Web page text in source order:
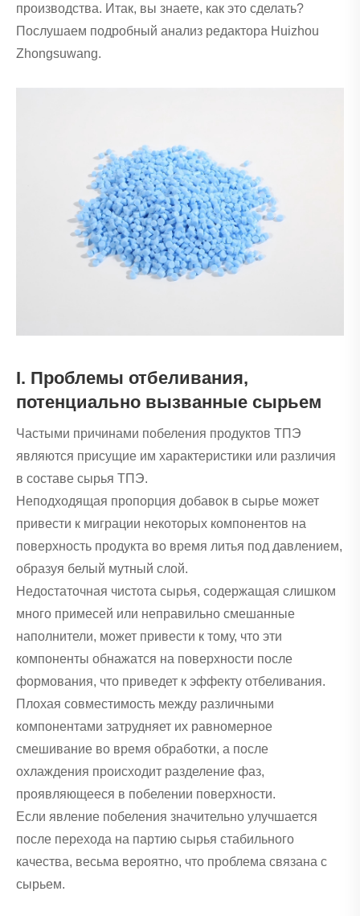
производства. Итак, вы знаете, как это сделать?
Послушаем подробный анализ редактора Huizhou
Zhongsuwang.
I. Проблемы отбеливания,
потенциально вызванные сырьем
Частыми причинами побеления продуктов ТПЭ
являются присущие им характеристики или различия
в составе сырья ТПЭ.
Неподходящая пропорция добавок в сырье может
привести к миграции некоторых компонентов на
поверхность продукта во время литья под давлением,
образуя белый мутный слой.
Недостаточная чистота сырья, содержащая слишком
много примесей или неправильно смешанные
наполнители, может привести к тому, что эти
компоненты обнажатся на поверхности после
формования, что приведет к эффекту отбеливания.
Плохая совместимость между различными
компонентами затрудняет их равномерное
смешивание во время обработки, а после
охлаждения происходит разделение фаз,
проявляющееся в побелении поверхности.
Если явление побеления значительно улучшается
после перехода на партию сырья стабильного
качества, весьма вероятно, что проблема связана с
сырьем.